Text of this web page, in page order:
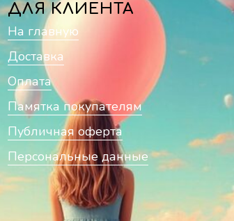
ДЛЯ КЛИЕНТА
На главную
Доставка
Оплата
Памятка покупателям
Публичная оферта
Персональные данные